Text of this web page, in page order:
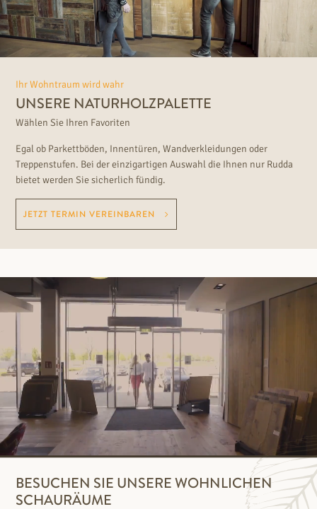
Ihr Wohntraum wird wahr
UNSERE NATURHOLZPALETTE
Wählen Sie Ihren Favoriten
Egal ob Parkettböden, Innentüren, Wandverkleidungen oder
Treppenstufen. Bei der einzigartigen Auswahl die Ihnen nur Rudda
bietet werden Sie sicherlich fündig.
JETZT TERMIN VEREINBAREN
BESUCHEN SIE UNSERE WOHNLICHEN
SCHAURÄUME